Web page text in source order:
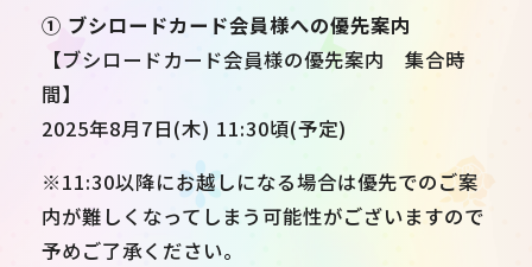
① ブシロードカード会員様への優先案内
【ブシロードカード会員様の優先案内 集合時
間】
2025年8月7日(木) 11:30頃(予定)
※11:30以降にお越しになる場合は優先でのご案
内が難しくなってしまう可能性がございますので
予めご了承ください。